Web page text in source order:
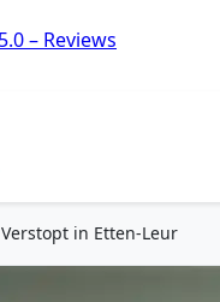
– Reviews
in Etten-Leur